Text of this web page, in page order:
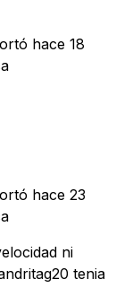
hace 18
hace 23
ni
tenia